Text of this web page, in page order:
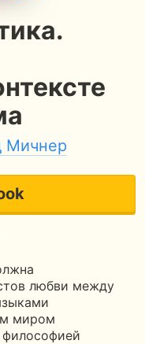
Мичнер
любви между
миром